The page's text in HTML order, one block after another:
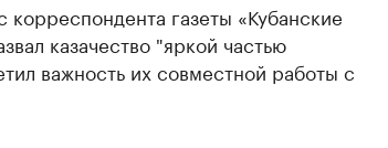
газеты «Кубанские
казачество "яркой частью
важность их совместной работы с